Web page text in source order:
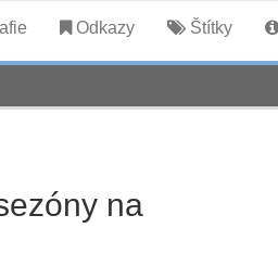
Odkazy Štítky
na